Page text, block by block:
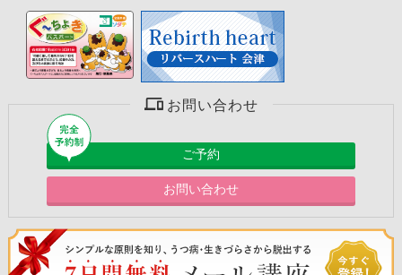
お問い合わせ
ご予約
お問い合わせ